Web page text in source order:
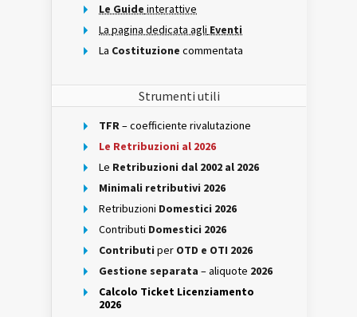
Le Guide interattive
La pagina dedicata agli Eventi
La Costituzione commentata
Strumenti utili
TFR– coefficiente rivalutazione
Le Retribuzioni al 2026
Le Retribuzioni dal 2002 al 2026
Minimali retributivi 2026
Retribuzioni Domestici 2026
Contributi Domestici 2026
Contributi per OTD e OTI 2026
Gestione separata – aliquote 2026
Calcolo Ticket Licenziamento
2026